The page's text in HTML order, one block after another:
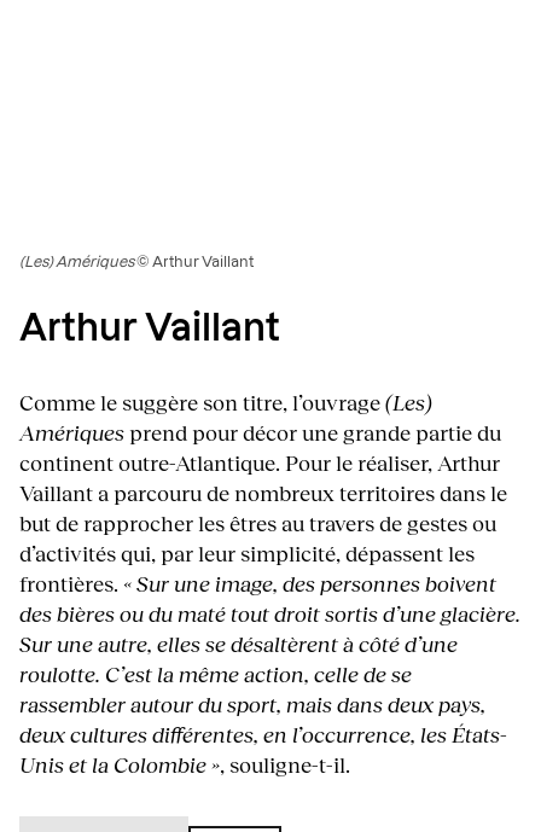
(Les) Amériques© Arthur Vaillant
Arthur Vaillant
Comme le suggère son titre, l’ouvrage(Les)
Amériquesprend pour décor une grande partie du
continent outre-Atlantique. Pour le réaliser, Arthur
Vaillant a parcouru de nombreux territoires dans le
but de rapprocher les êtres au travers de gestes ou
d’activités qui, par leur simplicité, dépassent les
frontières. « Sur une image, des personnes boivent
des bières ou du maté tout droit sortis d’une glacière.
Sur une autre, elles se désaltèrent à côté d’une
roulotte. C’est la même action, celle de se
rassembler autour du sport, mais dans deux pays,
deux cultures différentes, en l’occurrence, les États-
Unis et la Colombie », souligne-t-il.